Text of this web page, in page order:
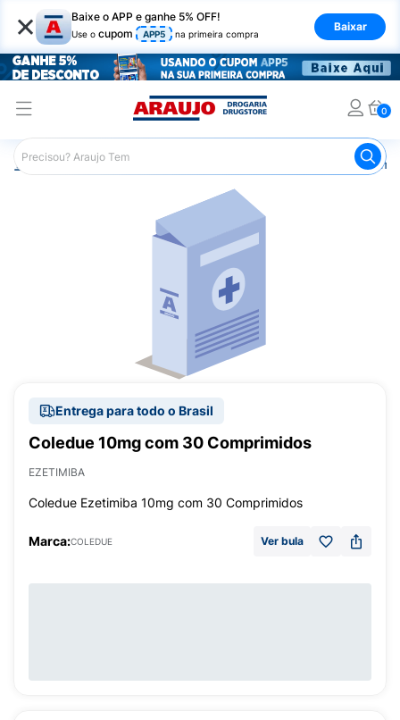
× Baixe o APP e ganhe 5% OFF!
Use o cupom APP5 na primeira compra
Baixar
0
Araujo Medicamentos
Entrega para todo o Brasil
Coledue 10mg com 30 Comprimidos
EZETIMIBA
Coledue Ezetimiba 10mg com 30 Comprimidos
Marca:COLEDUE Ver bula